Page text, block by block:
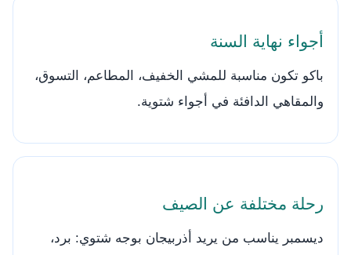
أجواء نهاية السنة
باكو تكون مناسبة للمشي الخفيف، المطاعم، التسوق،
والمقاهي الدافئة في أجواء شتوية.
رحلة مختلفة عن الصيف
ديسمبر يناسب من يريد أذربيجان بوجه شتوي: برد،